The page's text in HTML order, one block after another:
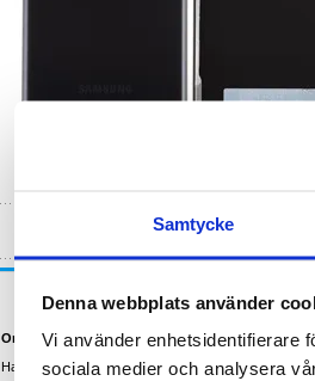
Samtycke
Denna webbplats använder
Vi använder enhetsidentifierare
sociala medier och analysera
Original Samsung Galaxy S21 5G Batterilucka
Har du tappat bort bakskalet av din älskade enhet